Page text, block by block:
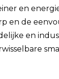
en
en de
en